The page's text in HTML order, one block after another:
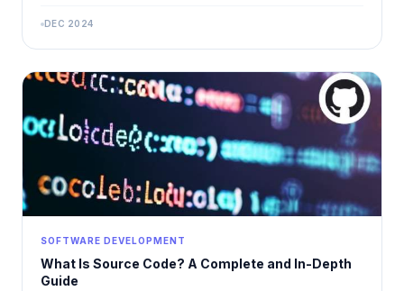
DEC 2024
SOFTWARE DEVELOPMENT
What Is Source Code? A Complete and In-Depth
Guide